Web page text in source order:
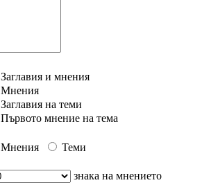
Заглавия и мнения
Мнения
Заглавия на теми
Първото мнение на тема
Мнения Теми
знака на мнението